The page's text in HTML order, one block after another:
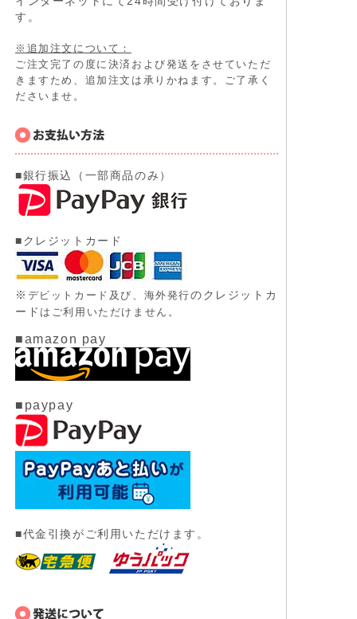
す。
※追加注文について：
ご注文完了の度に決済および発送をさせていただ
きますため、追加注文は承りかねます。ご了承く
ださいませ。
■銀行振込（一部商品のみ）
■クレジットカード
※ デビットカード及び、 海外発行のクレジットカ
ード はご利用いただけません。
■amazon pay
■paypay
■代金引換がご利用いただけます。